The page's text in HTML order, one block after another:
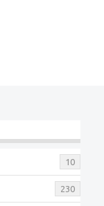
10
230